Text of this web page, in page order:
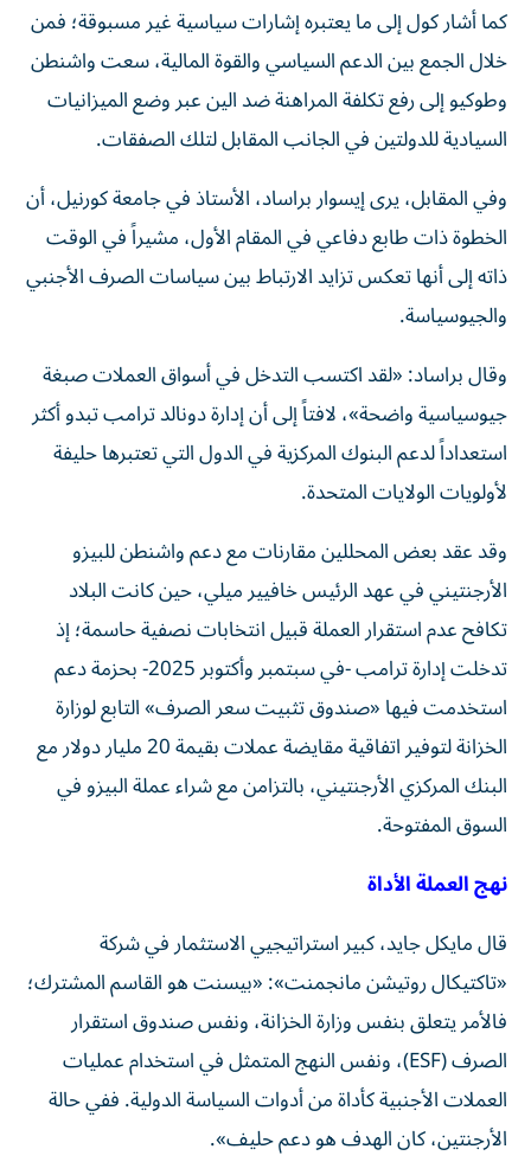
كما أشار كول إلى ما يعتبره إشارات سياسية غير مسبوقة؛ فمن
خلال الجمع بين الدعم السياسي والقوة المالية، سعت واشنطن
وطوكيو إلى رفع تكلفة المراهنة ضد الين عبر وضع الميزانيات
السيادية للدولتين في الجانب المقابل لتلك الصفقات.
وفي المقابل، يرى إيسوار براساد، الأستاذ في جامعة كورنيل، أن
الخطوة ذات طابع دفاعي في المقام الأول، مشيراً في الوقت
ذاته إلى أنها تعكس تزايد الارتباط بين سياسات الصرف الأجنبي
والجيوسياسة.
وقال براساد: «لقد اكتسب التدخل في أسواق العملات صبغة
جيوسياسية واضحة»، لافتاً إلى أن إدارة دونالد ترامب تبدو أكثر
استعداداً لدعم البنوك المركزية في الدول التي تعتبرها حليفة
لأولويات الولايات المتحدة.
وقد عقد بعض المحللين مقارنات مع دعم واشنطن للبيزو
الأرجنتيني في عهد الرئيس خافيير ميلي، حين كانت البلاد
تكافح عدم استقرار العملة قبيل انتخابات نصفية حاسمة؛ إذ
تدخلت إدارة ترامب -في سبتمبر وأكتوبر 2025- بحزمة دعم
استخدمت فيها «صندوق تثبيت سعر الصرف» التابع لوزارة
الخزانة لتوفير اتفاقية مقايضة عملات بقيمة 20 مليار دولار مع
البنك المركزي الأرجنتيني، بالتزامن مع شراء عملة البيزو في
السوق المفتوحة.
نهج العملة الأداة
قال مايكل جايد، كبير استراتيجيي الاستثمار في شركة
«تاكتيكال روتيشن مانجمنت»: «بيسنت هو القاسم المشترك؛
فالأمر يتعلق بنفس وزارة الخزانة، ونفس صندوق استقرار
الصرف (ESF)، ونفس النهج المتمثل في استخدام عمليات
العملات الأجنبية كأداة من أدوات السياسة الدولية. ففي حالة
الأرجنتين، كان الهدف هو دعم حليف».